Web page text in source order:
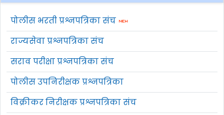
पोलीस भरती प्रश्नपत्रिका संच
राज्यसेवा प्रश्नपत्रिका संच
सराव परीक्षा प्रश्नपत्रिका संच
पोलीस उपनिरीक्षक प्रश्नपत्रिका
विक्रीकर निरीक्षक प्रश्नपत्रिका संच